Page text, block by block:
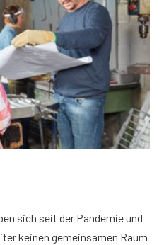
sich seit der Pandemie und
keinen gemeinsamen Raum